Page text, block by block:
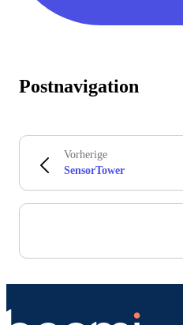
Postnavigation
Vorherige
SensorTower